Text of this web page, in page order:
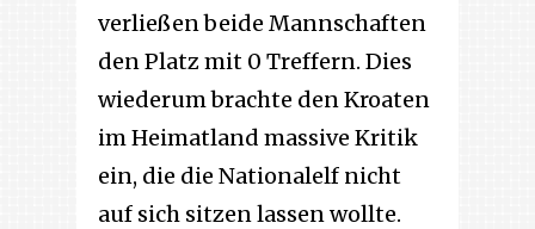
verließen beide Mannschaften
den Platz mit 0 Treffern. Dies
wiederum brachte den Kroaten
im Heimatland massive Kritik
ein, die die Nationalelf nicht
auf sich sitzen lassen wollte.